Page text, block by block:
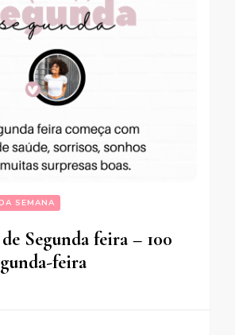
SEMANA
Segunda feira – 100
feira